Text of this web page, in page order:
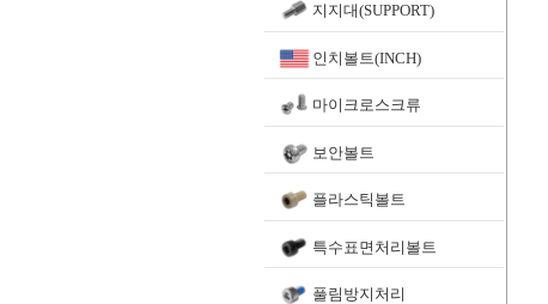
지지대(SUPPORT)
인치볼트(INCH)
마이크로스크류
보안볼트
플라스틱볼트
특수표면처리볼트
풀림방지처리